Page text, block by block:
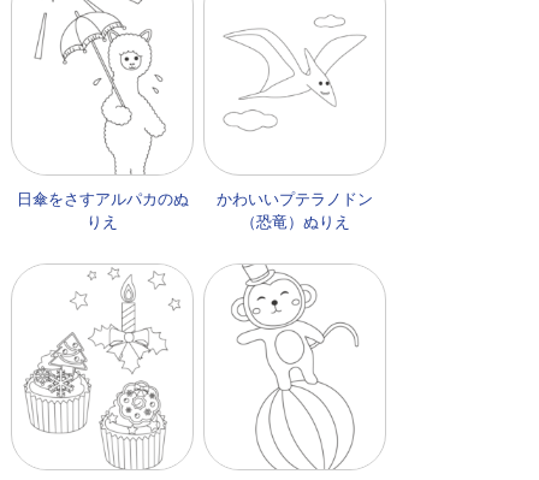
日傘をさすアルパカのぬ
りえ
かわいいプテラノドン
（恐竜）ぬりえ